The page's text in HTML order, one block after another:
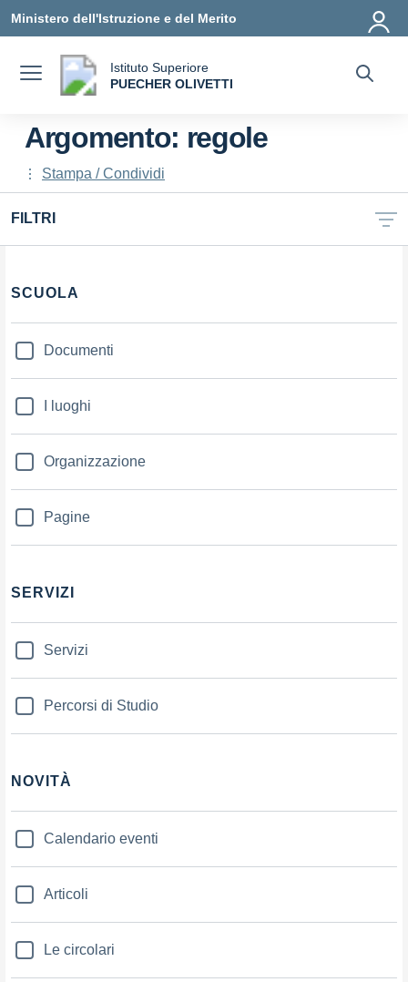
Ministero dell'Istruzione e del Merito
Istituto Superiore
PUECHER OLIVETTI
Argomento: regole
Stampa / Condividi
FILTRI
Filtri
SCUOLA
Documenti
I luoghi
Organizzazione
Pagine
SERVIZI
Servizi
Percorsi di Studio
NOVITÀ
Calendario eventi
Articoli
Le circolari